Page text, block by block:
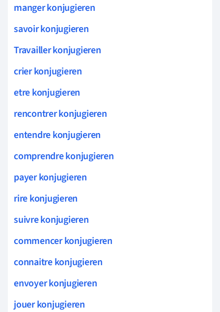
manger konjugieren
savoir konjugieren
Travailler konjugieren
crier konjugieren
etre konjugieren
rencontrer konjugieren
entendre konjugieren
comprendre konjugieren
payer konjugieren
rire konjugieren
suivre konjugieren
commencer konjugieren
connaitre konjugieren
envoyer konjugieren
jouer konjugieren